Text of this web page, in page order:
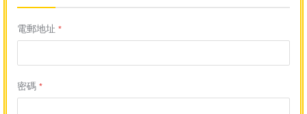
電郵地址 *
密碼 *